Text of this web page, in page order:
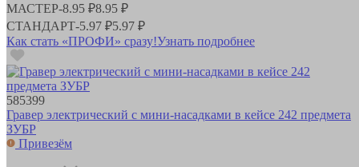
МАСТЕР-8.95 ₽8.95 ₽
СТАНДАРТ-5.97 ₽5.97 ₽
Как стать «ПРОФИ» сразу!Узнать подробнее
585399
Гравер электрический с мини-насадками в кейсе 242 предмета
ЗУБР
Привезём